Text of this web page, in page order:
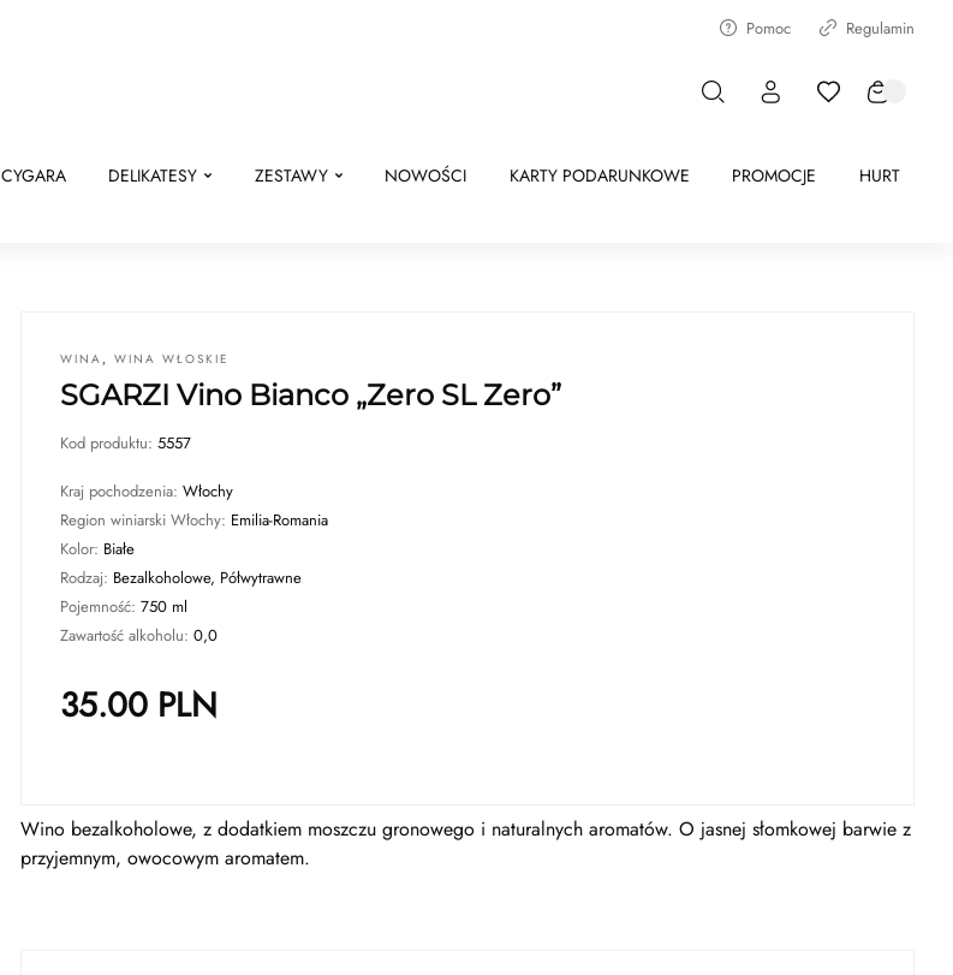
Pomoc Regulamin
CYGARA DELIKATESY ZESTAWY NOWOŚCI KARTY PODARUNKOWE PROMOCJE HURT
WINA , WINA WŁOSKIE
SGARZI Vino Bianco „Zero SL Zero”
Kod produktu: 5557
Kraj pochodzenia: Włochy
Region winiarski Włochy: Emilia-Romania
Kolor: Białe
Rodzaj: Bezalkoholowe, Półwytrawne
Pojemność: 750 ml
Zawartość alkoholu: 0,0
35.00 PLN
Wino bezalkoholowe, z dodatkiem moszczu gronowego i naturalnych aromatów. O jasnej słomkowej barwie z
przyjemnym, owocowym aromatem.